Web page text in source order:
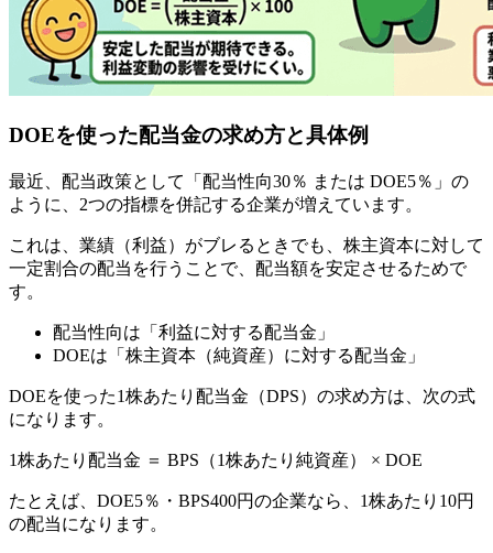
DOEを使った配当金の求め方と具体例
最近、配当政策として 「配当性向30％ または DOE5％」 の
ように、2つの指標を併記する企業が増えています。
これは、業績（利益）がブレるときでも、株主資本に対して
一定割合の配当を行うことで、配当額を安定させるためで
す。
配当性向は「利益に対する配当金」
DOEは「株主資本（純資産）に対する配当金」
DOEを使った1株あたり配当金（DPS）の求め方は、次の式
になります。
1株あたり配当金 ＝ BPS（1株あたり純資産） × DOE
たとえば、DOE5％・BPS400円の企業なら、1株あたり10円
の配当になります。